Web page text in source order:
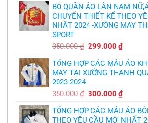
cầu
thủ,
thừa
nhận
sự
thật
chát
bầy
quỷ
nhỏ
in
áo
bóng
chuyền
theo
,thiết
free
BỘ QUẦN ÁO LÂN NAM
CHUYỂN THIẾT KẾ THEO
NHẤT 2024 -XƯỞNG MAY
SPORT
350.000₫ Giá
là:
350.000 ₫.
299.000₫Giá
tại
là:
TỔNG HỢP CÁC MẪU ÁO
MAY TẠI XƯỞNG THANH
2023-2024
350.000₫ Giá
là:
350.000 ₫.
300.000₫Giá
tại
là:
TỔNG HỢP CÁC MẪU ÁO
THEO YÊU CẦU MỚI NHẤT